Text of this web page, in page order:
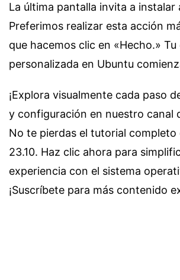
La última pantalla invita a instalar
Preferimos realizar esta acción
que hacemos clic en «Hecho.»
personalizada en Ubuntu
¡Explora visualmente cada paso
y configuración en nuestro canal
No te pierdas el tutorial completo
23.10. Haz clic ahora para
experiencia con el sistema
¡Suscríbete para más contenido